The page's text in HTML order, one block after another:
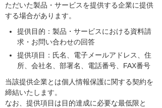
ただいた製品・サービスを提供する企業に提供
する場合があります。
提供目的：製品・サービスにおける資料請
求・お問い合わせの回答
提供項目：氏名、電子メールアドレス、住
所、会社名、部署名、電話番号、FAX番号
当該提供企業とは個人情報保護に関する契約を
締結いたします。
なお、提供項目は目的達成に必要な最低限と